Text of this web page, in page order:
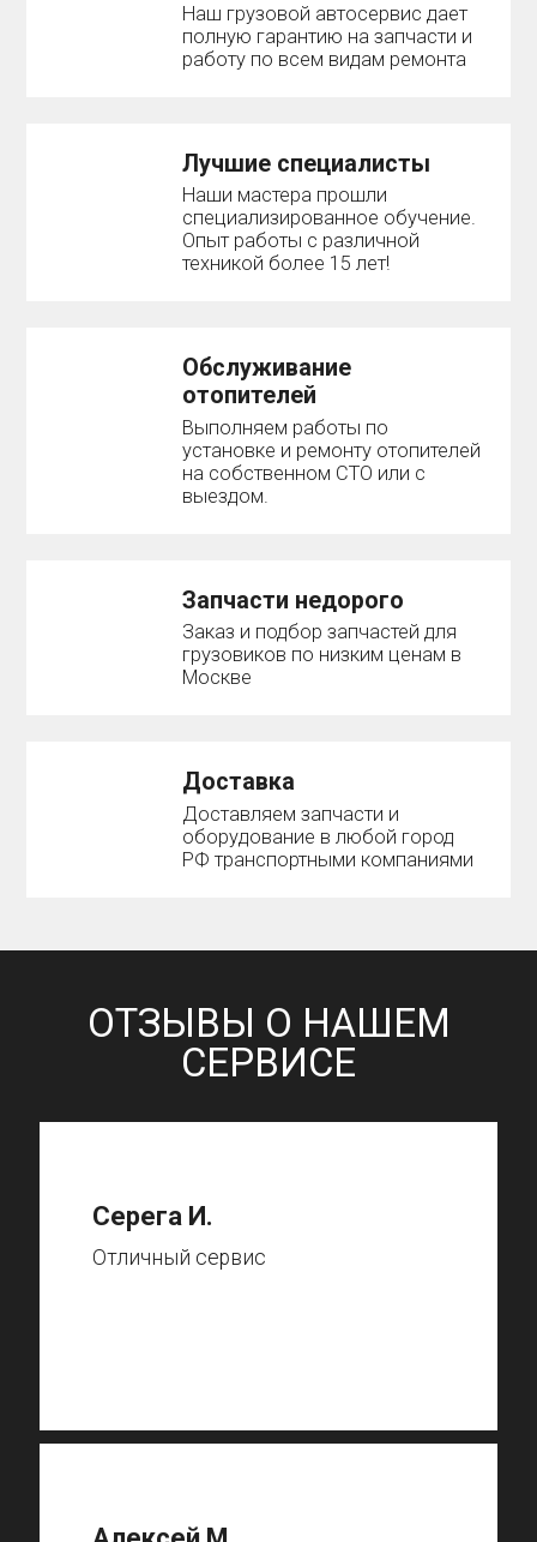
Наш грузовой автосервис дает
полную гарантию на запчасти и
работу по всем видам ремонта
Лучшие специалисты
Наши мастера прошли
специализированное обучение.
Опыт работы с различной
техникой более 15 лет!
Обслуживание
отопителей
Выполняем работы по
установке и ремонту отопителей
на собственном СТО или с
выездом.
Запчасти недорого
Заказ и подбор запчастей для
грузовиков по низким ценам в
Москве
Доставка
Доставляем запчасти и
оборудование в любой город
РФ транспортными компаниями
ОТЗЫВЫ О НАШЕМ
СЕРВИСЕ
Серега И.
Отличный сервис